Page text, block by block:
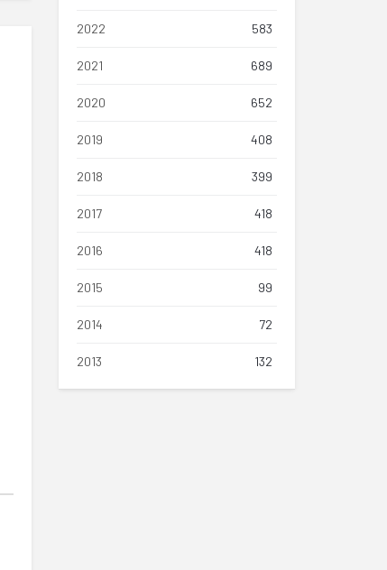
2022 583
2021 689
2020 652
2019 408
2018 399
2017 418
2016 418
2015 99
2014 72
2013 132